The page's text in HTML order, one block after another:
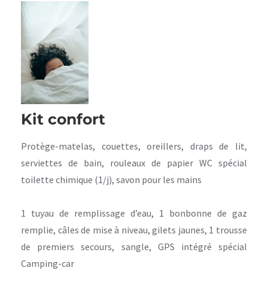
Kit confort
Protège-matelas, couettes, oreillers, draps de lit,
serviettes de bain, rouleaux de papier WC spécial
toilette chimique (1/j), savon pour les mains
1 tuyau de remplissage d’eau, 1 bonbonne de gaz
remplie, câles de mise à niveau, gilets jaunes, 1 trousse
de premiers secours, sangle, GPS intégré spécial
Camping-car